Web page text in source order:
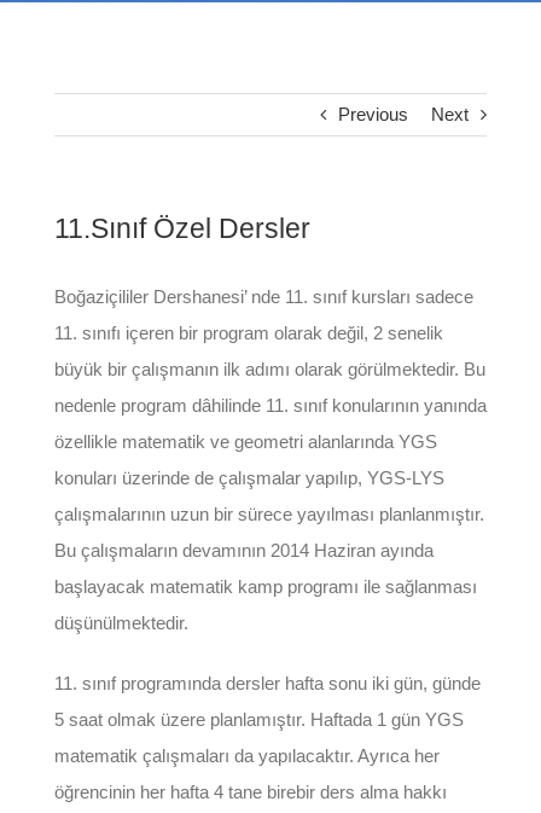
Previous Next
11.Sınıf Özel Dersler
Boğaziçililer Dershanesi’ nde 11. sınıf kursları sadece
11. sınıfı içeren bir program olarak değil, 2 senelik
büyük bir çalışmanın ilk adımı olarak görülmektedir. Bu
nedenle program dâhilinde 11. sınıf konularının yanında
özellikle matematik ve geometri alanlarında YGS
konuları üzerinde de çalışmalar yapılıp, YGS-LYS
çalışmalarının uzun bir sürece yayılması planlanmıştır.
Bu çalışmaların devamının 2014 Haziran ayında
başlayacak matematik kamp programı ile sağlanması
düşünülmektedir.
11. sınıf programında dersler hafta sonu iki gün, günde
5 saat olmak üzere planlamıştır. Haftada 1 gün YGS
matematik çalışmaları da yapılacaktır. Ayrıca her
öğrencinin her hafta 4 tane birebir ders alma hakkı